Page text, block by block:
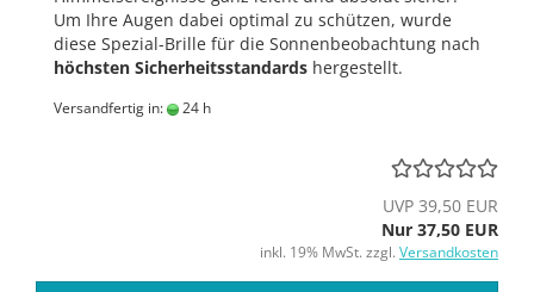
Um Ihre Augen dabei optimal zu schützen, wurde
diese Spezial-Brille für die Sonnenbeobachtung nach
höchsten Sicherheitsstandards hergestellt.
Versandfertig in: 24 h
UVP 39,50 EUR
Nur 37,50 EUR
inkl. 19% MwSt. zzgl. Versandkosten